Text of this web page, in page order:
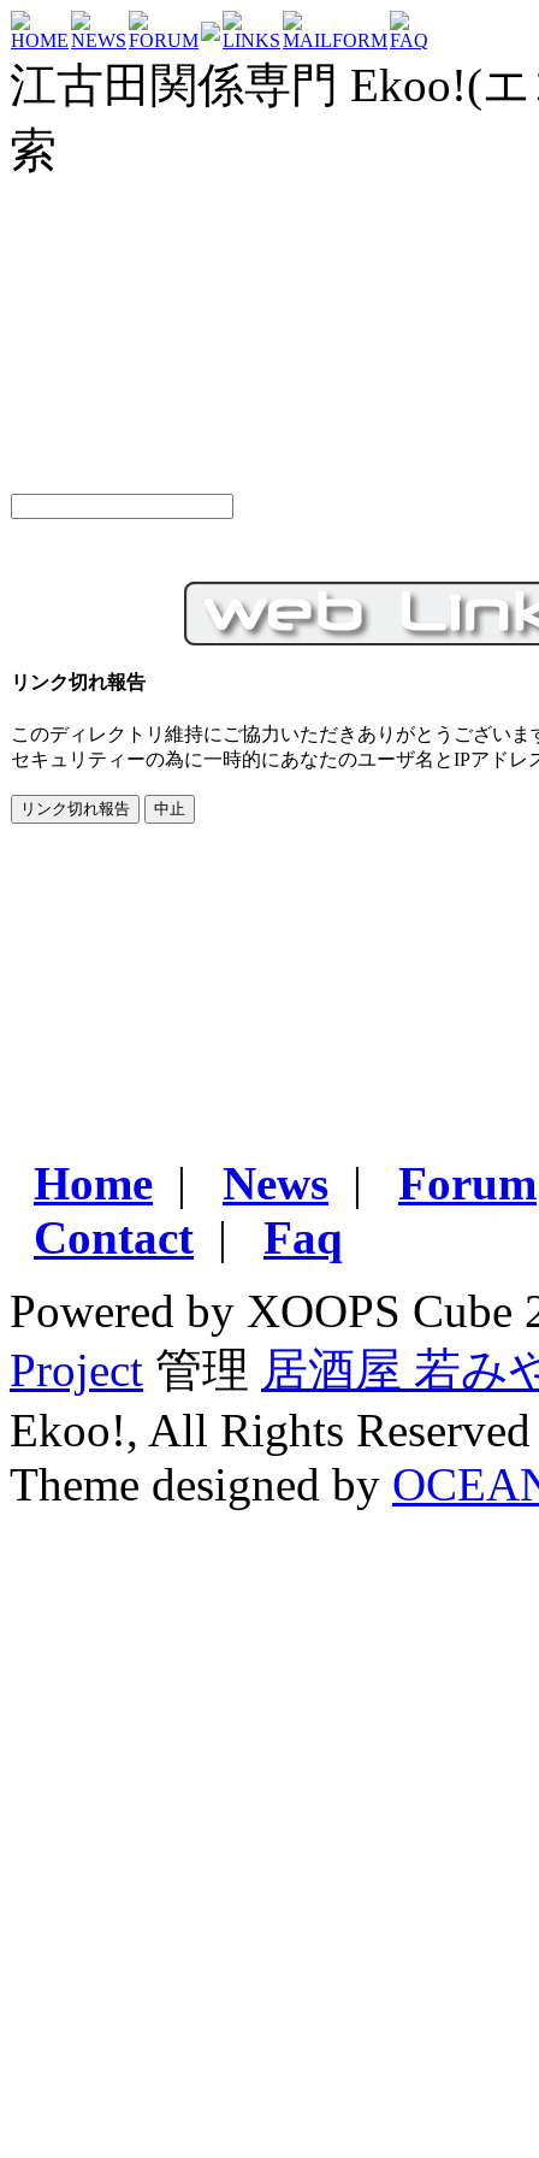
HOMENEWSFORUM LINKSMAILFORMFAQ
江古田関係専門 Ekoo!(
索
リンク切れ報告
このディレクトリ維持にご協力いただきありがとうございま
セキュリティーの為に一時的にあなたのユーザ名とIPアドレ
Home | News | Forum
Contact | Faq
Powered by XOOPS
Project 管理 居酒屋 若み
Ekoo!, All Rights Reserved
Theme designed by